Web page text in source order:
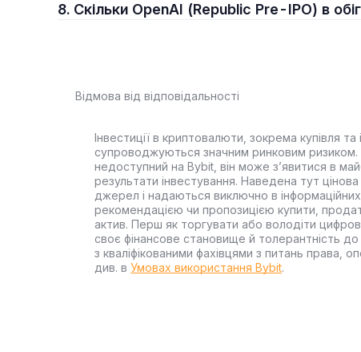
8. Скільки OpenAI (Republic Pre-IPO) в
Відмова від відповідальності
Інвестиції в криптовалюти, зокрема купівля
супроводжуються значним ринковим
недоступний на Bybit, він може з’явитися в
результати інвестування. Наведена тут цінова
джерел і надаються виключно в
рекомендацією чи пропозицією купити,
актив. Перш як торгувати або володіти
своє фінансове становище й толерантність
з кваліфікованими фахівцями з питань права,
див. в Умовах використання Bybit.